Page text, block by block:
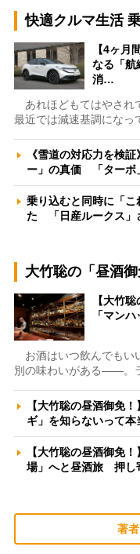
快適クルマ生活
【4ヶ月
なる「航
消…
あれほどもてはやされ
最近では減速基調にな
《雪道の対応力を検
ー」の真価 「ターボ
乗り込むと同時に「
た 「日産ルークス」
大竹聡の「昼酒御
【大竹
「マン
お酒はいつ飲んでもい
別の味わいがある――。
【大竹聡の昼酒御免
ギ」を知らないって
【大竹聡の昼酒御免
場」へと昼酒旅 押し
著